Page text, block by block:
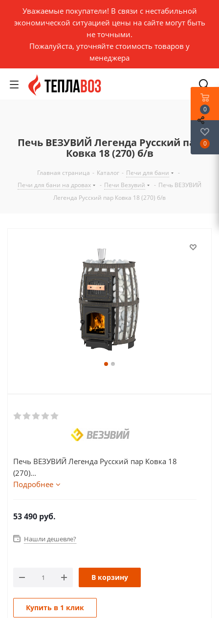
Уважаемые покупатели! В связи с нестабильной
экономической ситуацией цены на сайте могут быть
не точными.
Пожалуйста, уточняйте стоимость товаров у
менеджера
Печь ВЕЗУВИЙ Легенда Русский пар
Ковка 18 (270) б/в
Главная страница - Каталог - Печи для бани
-
Печи для бани на дровах
- Печи Везувий - Печь ВЕЗУВИЙ
Легенда Русский пар Ковка 18 (270) б/в
Печь ВЕЗУВИЙ Легенда Русский пар Ковка 18
(270)...
Подробнее
53 490 руб.
Нашли дешевле?
В корзину
Купить в 1 клик
0
0